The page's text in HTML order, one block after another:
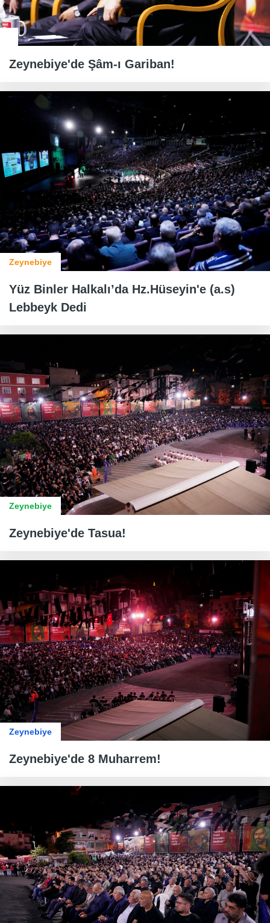
Zeynebiye'de Şâm-ı Gariban!
Zeynebiye
Yüz Binler Halkalı’da Hz.Hüseyin'e (a.s)
Lebbeyk Dedi
Zeynebiye
Zeynebiye'de Tasua!
Zeynebiye
Zeynebiye'de 8 Muharrem!